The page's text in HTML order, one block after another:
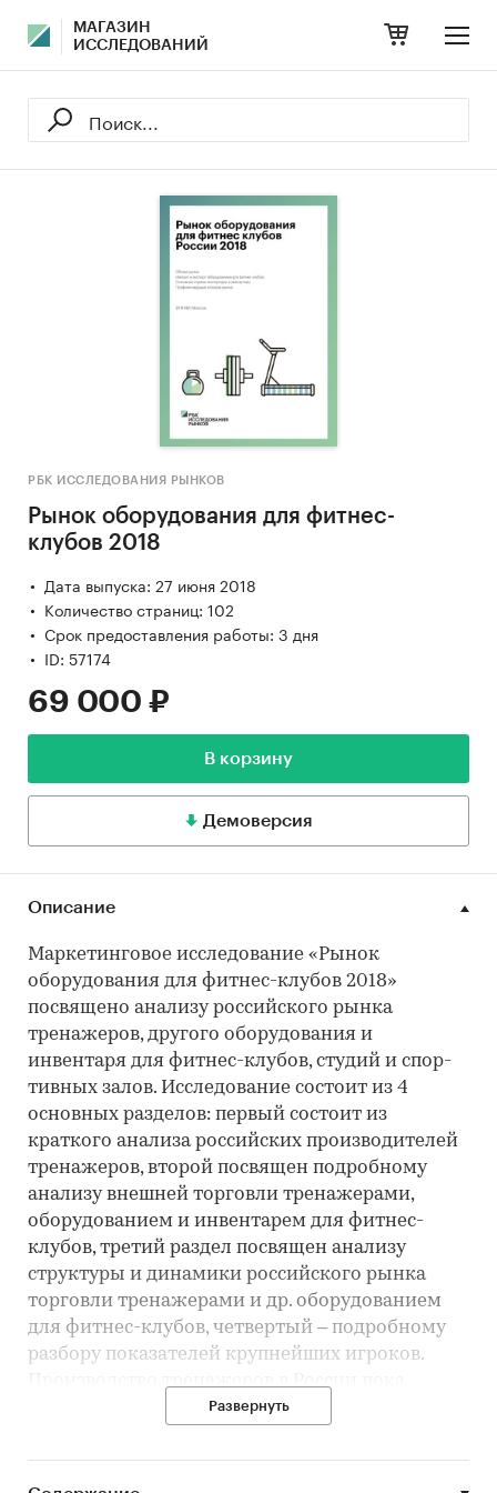
МАГАЗИН
ИССЛЕДОВАНИЙ
РБК ИССЛЕДОВАНИЯ РЫНКОВ
Рынок оборудования для фитнес-
клубов 2018
Дата выпуска: 27 июня 2018
Количество страниц: 102
Срок предоставления работы: 3 дня
ID: 57174
69 000 ₽
В корзину
Демоверсия
Описание
Маркетинговое исследование «Рынок
оборудования для фитнес-клубов 2018»
посвящено анализу российского рынка
тренажеров, другого оборудования и
инвентаря для фитнес-клубов, студий и спор-
тивных залов. Исследование состоит из 4
основных разделов: первый состоит из
краткого анализа российских производителей
тренажеров, второй посвящен подробному
анализу внешней торговли тренажерами,
оборудованием и инвентарем для фитнес-
клубов, третий раздел посвящен анализу
структуры и динамики российского рынка
торговли тренажерами и др. оборудованием
для фитнес-клубов, четвертый – подробному
разбору показателей крупнейших игроков.
Производство тренажеров в России пока
несопоставимо меньше, чем импорт,
большее внимание уделялось анализу импорта.
Импорт был рассмотрен в разре-зе компаний,
Развернуть